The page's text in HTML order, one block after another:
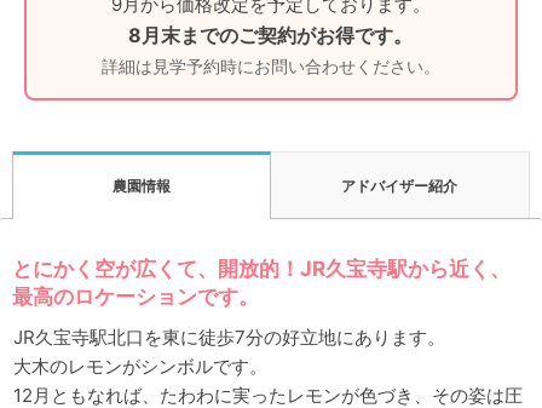
8月末までのご契約がお得です。
詳細は見学予約時にお問い合わせください。
農園情報 アドバイザー紹介
とにかく空が広くて、開放的！JR久宝寺駅から近く、
最高のロケーションです。
JR久宝寺駅北口を東に徒歩7分の好立地にあります。
大木のレモンがシンボルです。
12月ともなれば、たわわに実ったレモンが色づき、その姿は圧